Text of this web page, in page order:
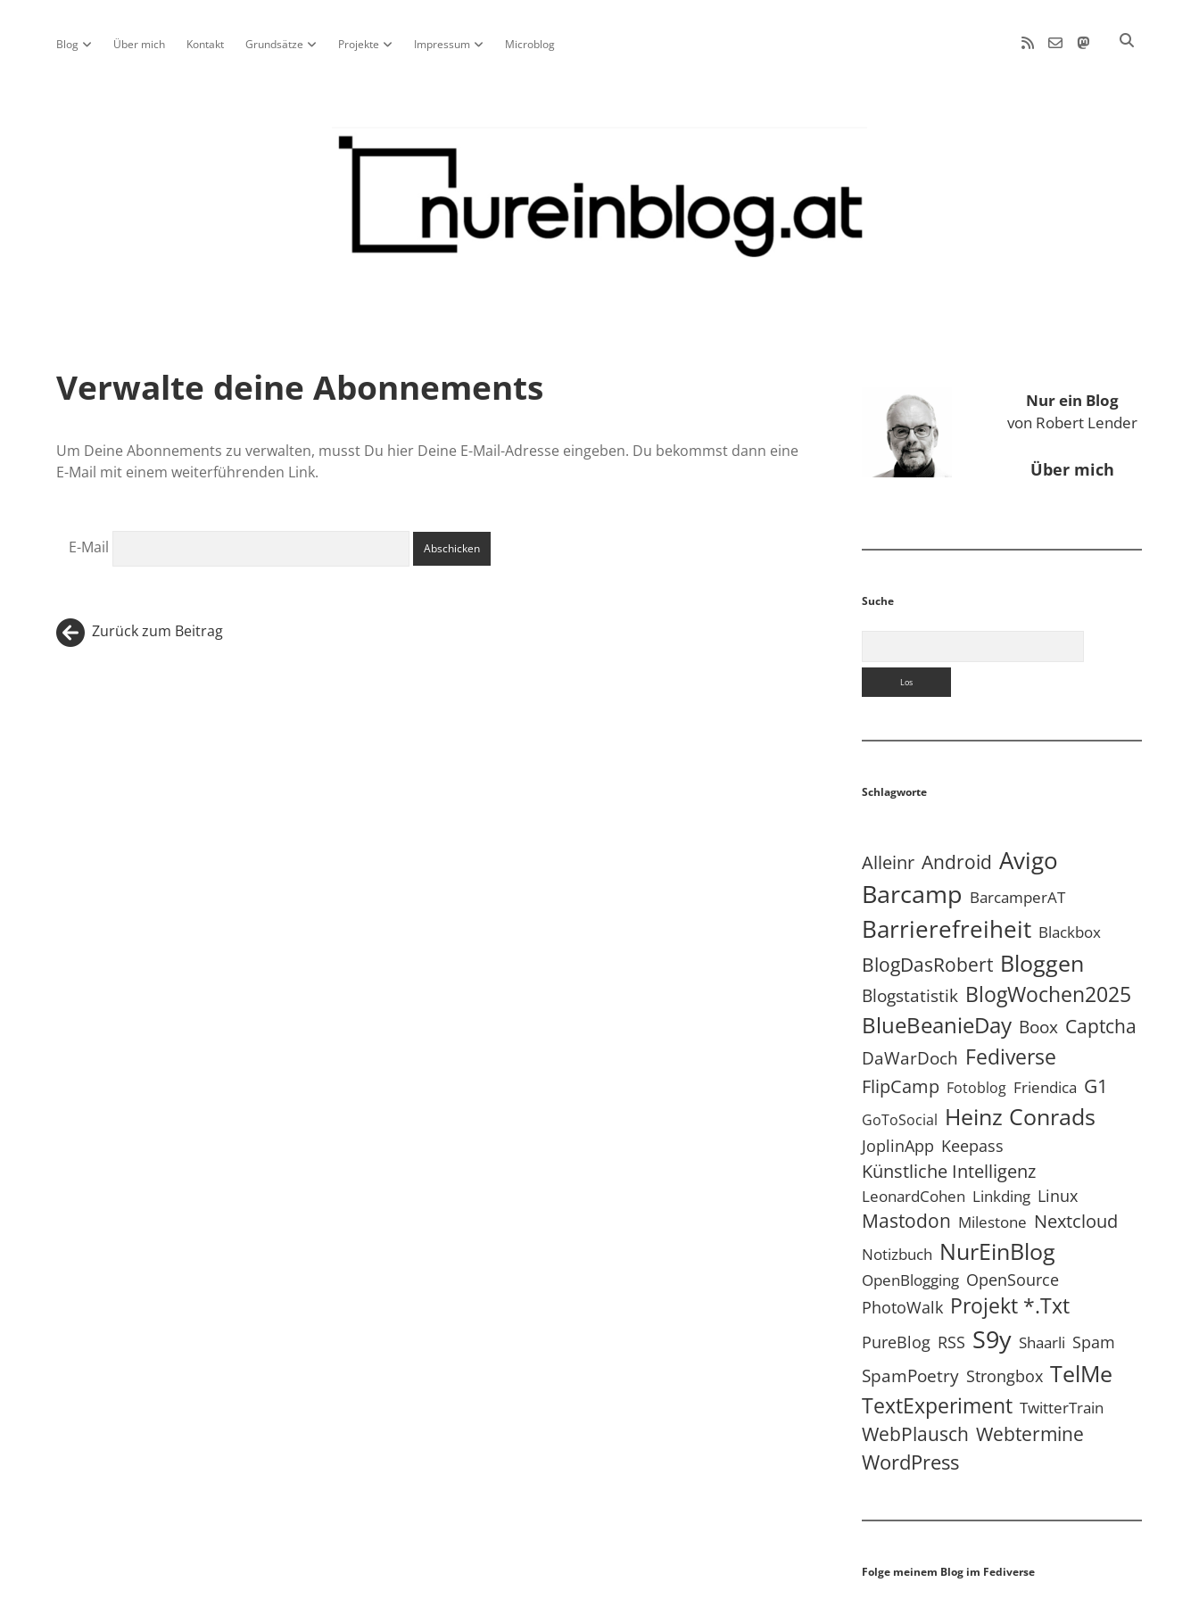
Blog Dropdown-Menü öffnen
Über mich Kontakt Grundsätze Dropdown-Menü öffnen
Projekte Dropdown-Menü öffnen
Impressum Dropdown-Menü öffnen
Microblog rss email-mastodon
Nur
Blog
Verwalte deine Abonnements
Um Deine Abonnements zu verwalten, musst Du hier Deine E-Mail-Adresse eingeben. Du bekommst dann eine
E-Mail mit einem weiterführenden Link.
E-Mail
Zurück zum Beitrag
Sidebar
Nur ein Blog
von Robert Lender
Über mich
Suche
Schlagworte
Alleinr Android Avigo
Barcamp BarcamperAT
Barrierefreiheit Blackbox
BlogDasRobert Bloggen
Blogstatistik BlogWochen2025
BlueBeanieDay Boox Captcha
DaWarDoch Fediverse
FlipCamp Fotoblog Friendica G1
GoToSocial Heinz Conrads
JoplinApp Keepass
Künstliche Intelligenz
LeonardCohen Linkding Linux
Mastodon Milestone Nextcloud
Notizbuch NurEinBlog
OpenBlogging OpenSource
PhotoWalk Projekt *.txt
PureBlog RSS S9y Shaarli Spam
SpamPoetry Strongbox TelMe
TextExperiment TwitterTrain
WebPlausch Webtermine
WordPress
Folge meinem Blog im Fediverse